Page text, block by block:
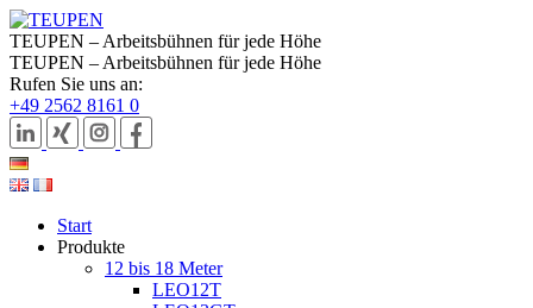
TEUPEN – Arbeitsbühnen für jede Höhe
TEUPEN – Arbeitsbühnen für jede Höhe
Rufen Sie uns an:
+49 2562 8161 0
Start
Produkte
12 bis 18 Meter
LEO12T